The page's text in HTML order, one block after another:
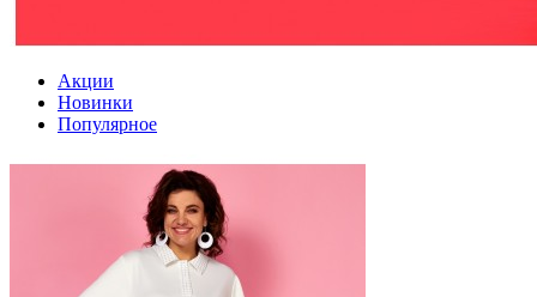
Акции
Новинки
Популярное